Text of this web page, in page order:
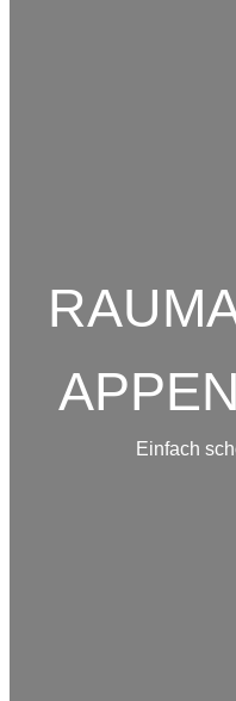
Einfach